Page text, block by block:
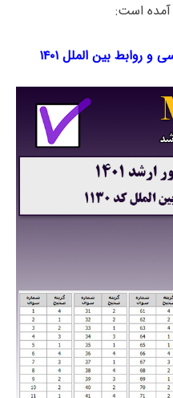
آمده است:
روابط بین الملل ۱۴۰۱